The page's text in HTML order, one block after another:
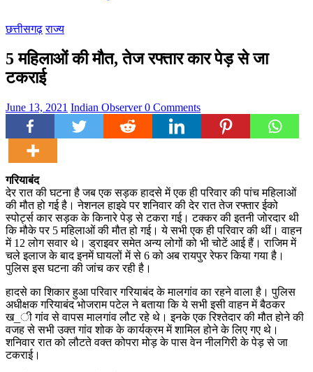
छत्तीसगढ़ राज्य
5 महिलाओं की मौत, तेज रफ्तार कार पेड़ से जा
टकराई
June 13, 2021 Indian Observer0 Comments
गरियाबंद
देर रात की घटना है जब एक सड़क हादसे में एक ही परिवार की पांच महिलाओं
की मौत हो गई है। नेशनल हाइवे पर शनिवार की देर रात तेज रफ्तार ईको
स्पोर्ट्स कार सड़क के किनारे पेड़ से टकरा गई। टक्कर की इतनी जोरदार थी
कि मौके पर 5 महिलाओं की मौत हो गई। ये सभी एक ही परिवार की थीं। वाहन
में 12 लोग सवार थे। ड्राइवर समेत अन्य लोगों को भी चोटें आई हैं। राजिम में
चले इलाज के बाद इनमें घायलों में से 6 को अब रायपुर रेफर किया गया है।
पुलिस इस घटना की जांच कर रही है।
हादसे का शिकार हुआ परिवार गरियाबंद के मालगांव का रहने वाला है। पुलिस
अधीक्षक गरियाबंद भोजराम पटेल ने बताया कि ये सभी इसी वाहन में बैठकर
ख_ी गांव से वापस मालगांव लौट रहे थे। इनके एक रिश्तेदार की मौत होने की
वजह से सभी उक्त गांव शोक के कार्यक्रम में शामिल होने के लिए गए थे।
शनिवार रात को लौटते वक्त कोपरा मोड़ के पास वेन नीलगिरी के पेड़ से जा
टकराई।